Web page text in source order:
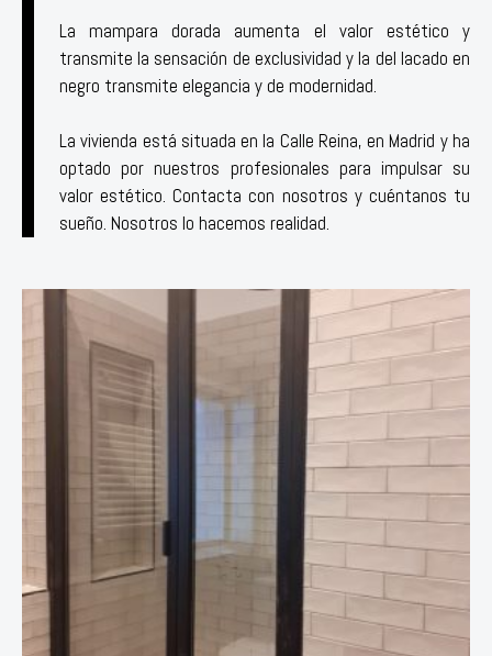
La mampara dorada aumenta el valor estético y
transmite la sensación de exclusividad y la del lacado en
negro transmite elegancia y de modernidad.⁣
La vivienda está situada en la Calle Reina, en Madrid y ha
optado por nuestros profesionales para impulsar su
valor estético. Contacta con nosotros y cuéntanos tu
sueño. Nosotros lo hacemos realidad.